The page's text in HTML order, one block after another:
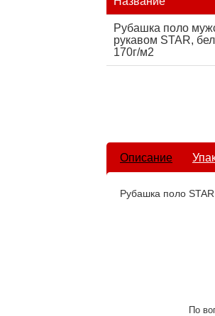
Рубашка поло
рукавом STAR,
170г/м2
Описание
Рубашка поло
По